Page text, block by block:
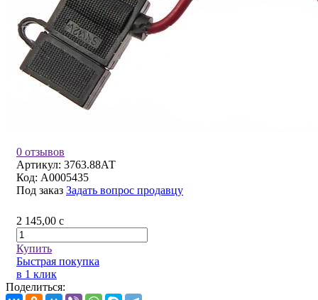
0 отзывов
Артикул: 3763.88АТ
Код: A0005435
Под заказ Задать вопрос продавцу
2 145,00 c
Купить
Быстрая покупка
в 1 клик
Поделиться: